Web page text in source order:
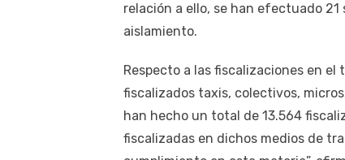
relación a ello, se han efectuado
aislamiento.
Respecto a las fiscalizaciones en
fiscalizados taxis, colectivos,
han hecho un total de 13.564
fiscalizadas en dichos medios de